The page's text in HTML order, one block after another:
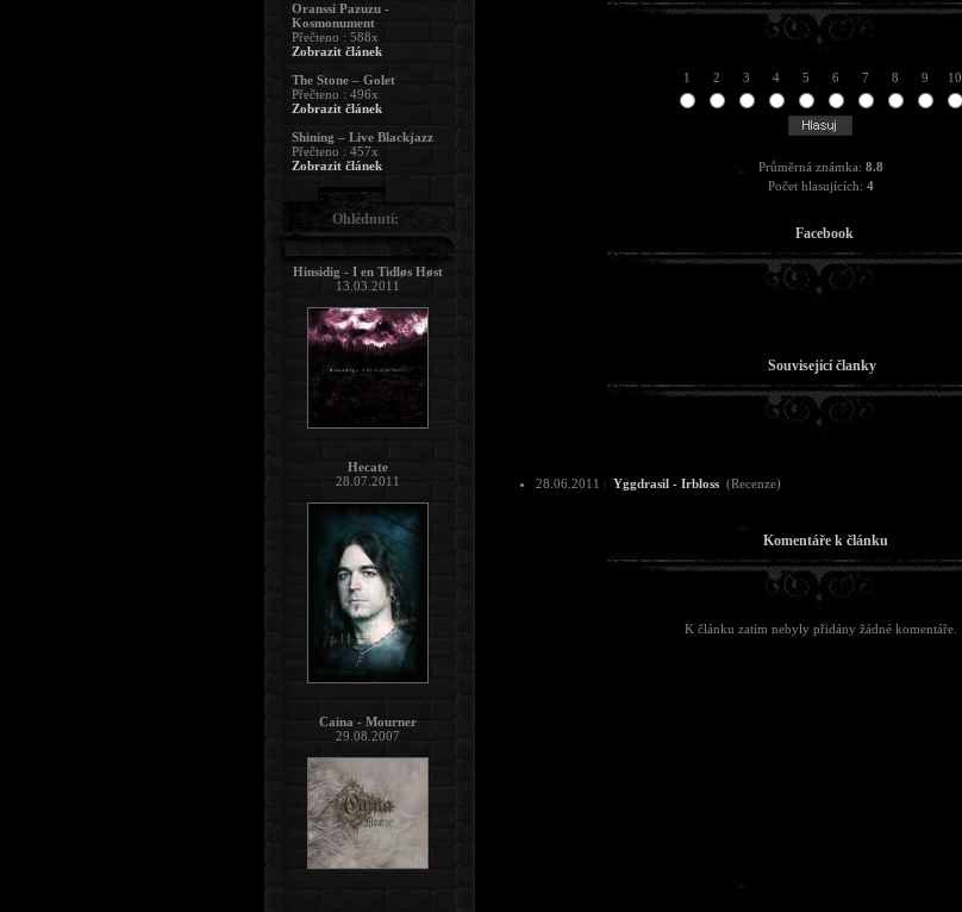
1 2 3 4 5 6 7 8 9 10
Průměrná známka: 8.8
Počet hlasujících: 4
Facebook
Související članky
28.06.2011 Yggdrasil - Irbloss (Recenze)
Komentáře k článku
K článku zatím nebyly přidány žádné komentáře.
Oranssi Pazuzu -
Kosmonument
Přečteno : 588x
Zobrazit článek
The Stone – Golet
Přečteno : 496x
Zobrazit článek
Shining – Live Blackjazz
Přečteno : 457x
Zobrazit článek
Ohlédnutí:
Hinsidig - I en Tidløs Høst
13.03.2011
Hecate
28.07.2011
Caina - Mourner
29.08.2007